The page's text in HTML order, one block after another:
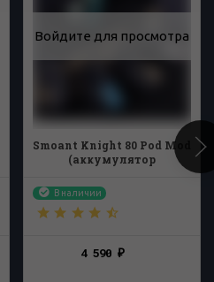
Войдите для просмотра
Smoant Knight 80 Pod Mod
(аккумулятор
приобретается отдельно)
В наличии
4 590 ₽